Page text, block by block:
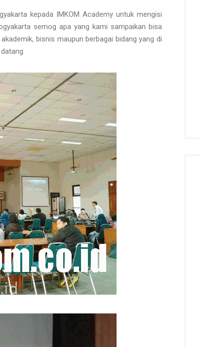
kepada IMKOM Academy untuk mengisi
semog apa yang kami sampaikan bisa
bisnis maupun berbagai bidang yang di